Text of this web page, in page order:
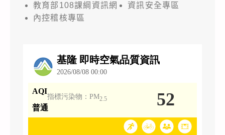
教育部108課綱資訊網
資訊安全專區
內控稽核專區